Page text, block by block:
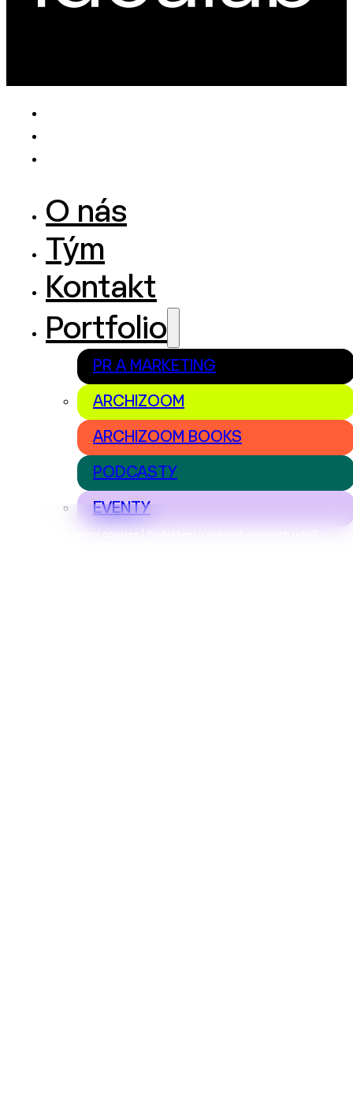
Nastavení cookies | Prohlášení o ochraně osobních údajů
O nás
Tým
Kontakt
Portfolio
PR A MARKETING
ARCHIZOOM
ARCHIZOOM BOOKS
PODCASTY
EVENTY